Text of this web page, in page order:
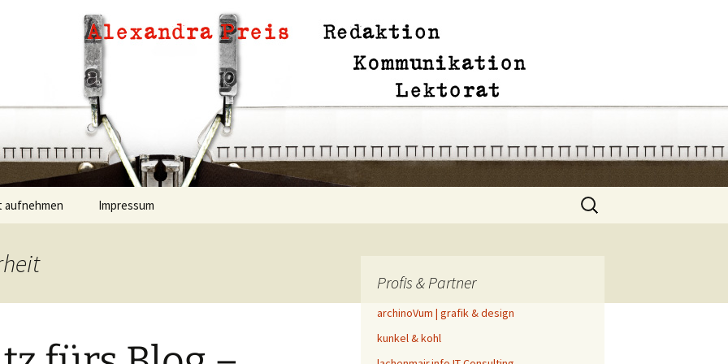
aufnehmen Impressum
Suchen
nach:
Profis & Partner
archinoVum | grafik & design
kunkel & kohl